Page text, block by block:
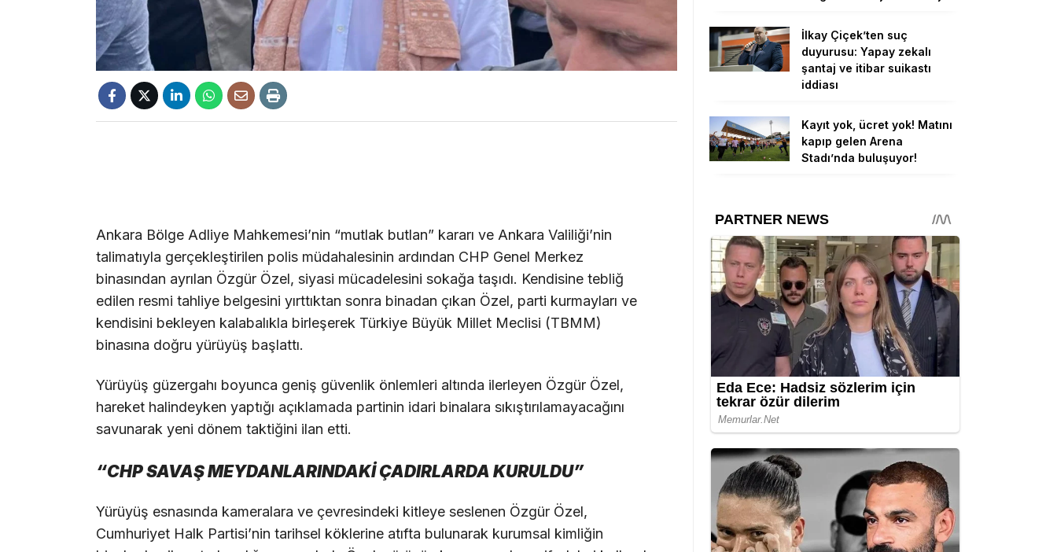
Ankara Bölge Adliye Mahkemesi’nin “mutlak butlan” kararı ve Ankara Valiliği’nin
talimatıyla gerçekleştirilen polis müdahalesinin ardından CHP Genel Merkez
binasından ayrılan Özgür Özel, siyasi mücadelesini sokağa taşıdı. Kendisine tebliğ
edilen resmi tahliye belgesini yırttıktan sonra binadan çıkan Özel, parti kurmayları ve
kendisini bekleyen kalabalıkla birleşerek Türkiye Büyük Millet Meclisi (TBMM)
binasına doğru yürüyüş başlattı.
Yürüyüş güzergahı boyunca geniş güvenlik önlemleri altında ilerleyen Özgür Özel,
hareket halindeyken yaptığı açıklamada partinin idari binalara sıkıştırılamayacağını
savunarak yeni dönem taktiğini ilan etti.
“CHP SAVAŞ MEYDANLARINDAKİ ÇADIRLARDA KURULDU”
Yürüyüş esnasında kameralara ve çevresindeki kitleye seslenen Özgür Özel,
Cumhuriyet Halk Partisi’nin tarihsel köklerine atıfta bulunarak kurumsal kimliğin
İlkay Çiçek’ten suç
duyurusu: Yapay zekalı
şantaj ve itibar suikastı
iddiası
Kayıt yok, ücret yok! Matını
kapıp gelen Arena
Stadı’nda buluşuyor!